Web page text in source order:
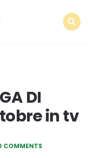
DI
in tv
COMMENTS